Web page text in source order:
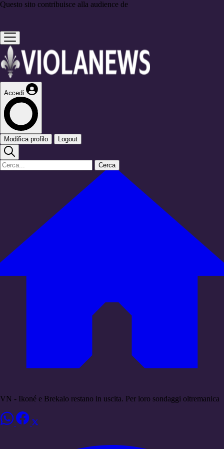
Questo sito contribuisce alla audience de
Accedi
Modifica profilo Logout
Cerca
VN - Ikoné e Brekalo restano in uscita. Per loro sondaggi oltremanica